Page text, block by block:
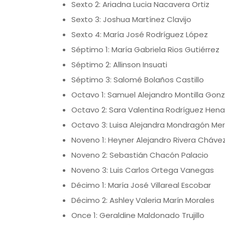
Sexto 2: Ariadna Lucia Nacavera Ortiz
Sexto 3: Joshua Martínez Clavijo
Sexto 4: María José Rodríguez López
Séptimo 1: María Gabriela Rios Gutiérrez
Séptimo 2: Allinson Insuati
Séptimo 3: Salomé Bolaños Castillo
Octavo 1: Samuel Alejandro Montilla
Octavo 2: Sara Valentina Rodríguez
Octavo 3: Luisa Alejandra Mondragón
Noveno 1: Heyner Alejandro Rivera
Noveno 2: Sebastián Chacón Palacio
Noveno 3: Luis Carlos Ortega Vanegas
Décimo 1: María José Villareal Escobar
Décimo 2: Ashley Valeria Marín Morales
Once 1: Geraldine Maldonado Trujillo